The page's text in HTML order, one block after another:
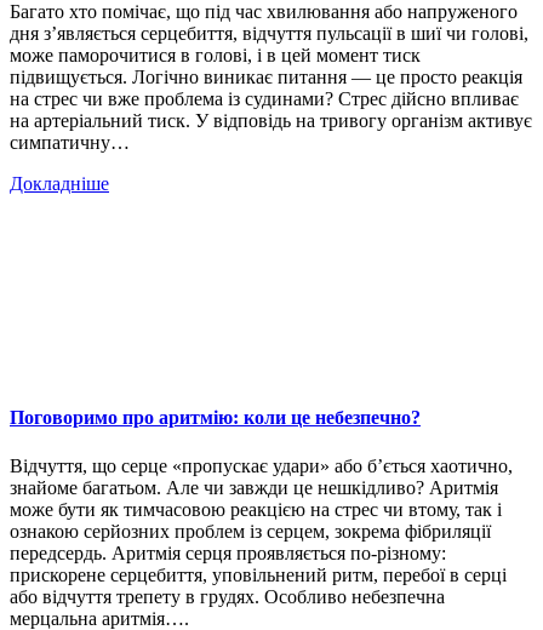
Багато хто помічає, що під час хвилювання або напруженого
дня з’являється серцебиття, відчуття пульсації в шиї чи голові,
може паморочитися в голові, і в цей момент тиск
підвищується. Логічно виникає питання — це просто реакція
на стрес чи вже проблема із судинами? Стрес дійсно впливає
на артеріальний тиск. У відповідь на тривогу організм активує
симпатичну…
Докладніше
Поговоримо про аритмію: коли це небезпечно?
Відчуття, що серце «пропускає удари» або б’ється хаотично,
знайоме багатьом. Але чи завжди це нешкідливо? Аритмія
може бути як тимчасовою реакцією на стрес чи втому, так і
ознакою серйозних проблем із серцем, зокрема фібриляції
передсердь. Аритмія серця проявляється по-різному:
прискорене серцебиття, уповільнений ритм, перебої в серці
або відчуття трепету в грудях. Особливо небезпечна
мерцальна аритмія….